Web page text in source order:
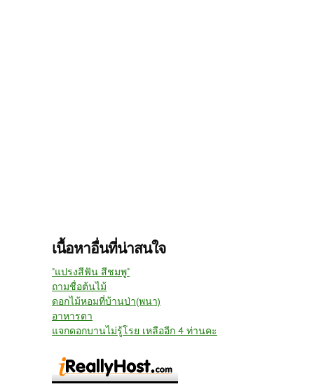
เนื้อหาอื่นที่น่าสนใจ
"แปรงสีฟัน สีชมพู"
ถามชื่อต้นไม้
ดอกไม้หอมที่บ้านป่า(พนา)
อาหารตา
แจกดอกบานไม่รู้โรย เหลืออีก 4 ท่านคะ